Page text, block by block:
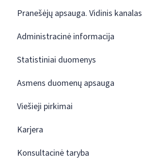
Pranešėjų apsauga. Vidinis kanalas
Administracinė informacija
Statistiniai duomenys
Asmens duomenų apsauga
Viešieji pirkimai
Karjera
Konsultacinė taryba